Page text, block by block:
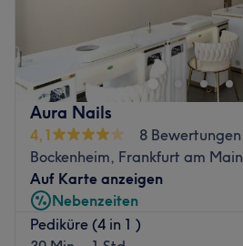
Aura Nails
4,1
8 Bewertungen
Bockenheim, Frankfurt am Main
Auf Karte anzeigen
Nebenzeiten
Pediküre (4 in 1 )